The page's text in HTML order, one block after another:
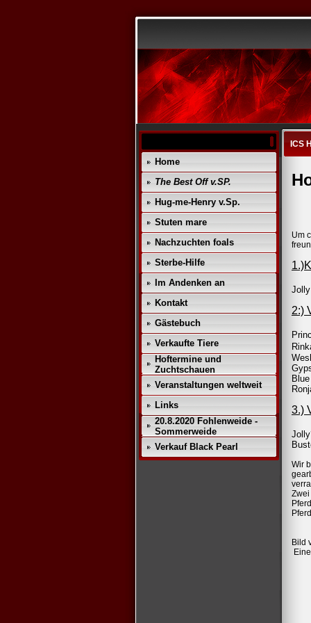
Home
The Best Off v.SP.
Hug-me-Henry v.Sp.
Stuten mare
Nachzuchten foals
Sterbe-Hilfe
Im Andenken an
Kontakt
Gästebuch
Verkaufte Tiere
Hoftermine und
Zuchtschauen
Veranstaltungen weltweit
Links
20.8.2020 Fohlenweide -
Sommerweide
Verkauf Black Pearl
ICS
Um
2:)
3.)
Wir
Bild